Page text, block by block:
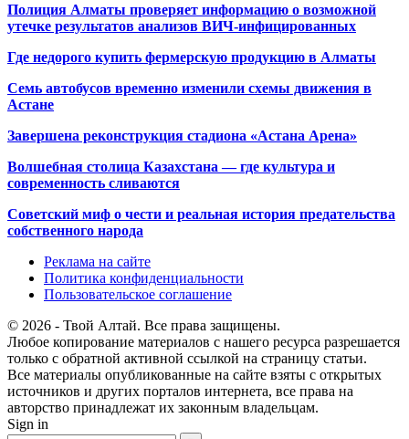
Полиция Алматы проверяет информацию о возможной
утечке результатов анализов ВИЧ-инфицированных
Где недорого купить фермерскую продукцию в Алматы
Семь автобусов временно изменили схемы движения в
Астане
Завершена реконструкция стадиона «Астана Арена»
Волшебная столица Казахстана — где культура и
современность сливаются
Советский миф о чести и реальная история предательства
собственного народа
Реклама на сайте
Политика конфиденциальности
Пользовательское соглашение
© 2026 - Твой Алтай. Все права защищены.
Любое копирование материалов с нашего ресурса разрешается
только с обратной активной ссылкой на страницу статьи.
Все материалы опубликованные на сайте взяты с открытых
источников и других порталов интернета, все права на
авторство принадлежат их законным владельцам.
Sign in